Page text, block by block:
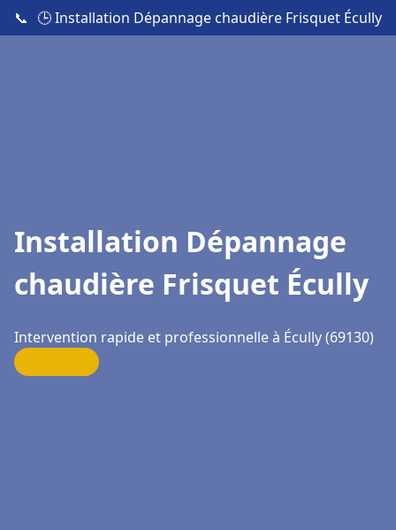
📞 🕒 Installation Dépannage chaudière Frisquet Écully
Installation Dépannage
chaudière Frisquet Écully
Intervention rapide et professionnelle à Écully (69130)